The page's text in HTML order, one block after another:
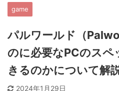
game
パルワールド（
のに必要なPCのス
きるのかについて解
2024年1月29日